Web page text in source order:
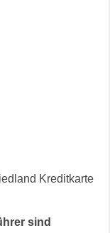
sind